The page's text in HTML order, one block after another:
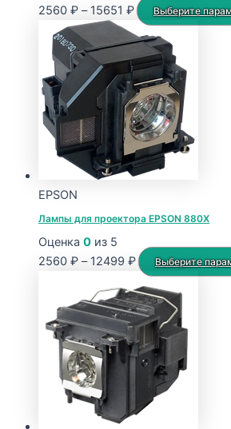
2560 ₽ – 15651 ₽Диапазон
цен:
2560 ₽
–
15651 ₽
Выберите
EPSON
Лампы для проектора EPSON 880X
Оценка 0 из 5
2560 ₽ – 12499 ₽Диапазон
цен:
2560 ₽
–
12499 ₽
Выберите